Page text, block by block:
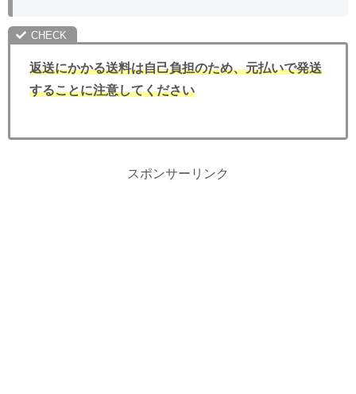
返送にかかる送料は自己負担のため、元払いで発送
することに注意してください
スポンサーリンク